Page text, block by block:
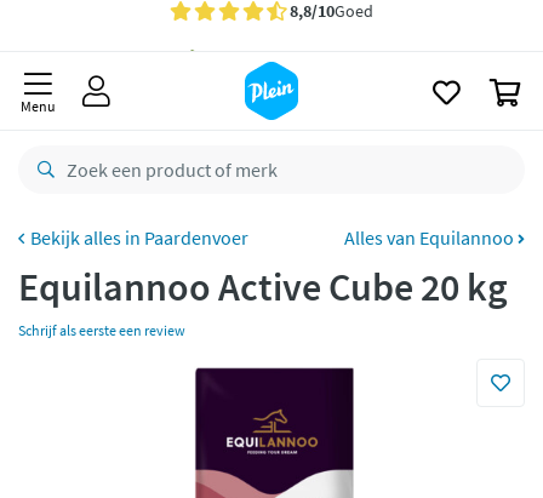
Gratisbezorging vanaf 35,- *
Bestelling uiterlijkzaterdag
Gratisretourneren
Betaal met Klarna
Menu
Paardenvoer Alles van Equilannoo
Equilannoo Active Cube 20 kg
Schrijf als eerste een review